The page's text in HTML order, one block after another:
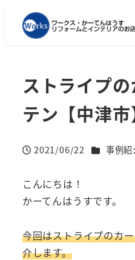
ストライプ
テン【中津市
投稿日
2021/06/22 カテゴリー
事例紹
こんにちは！
かーてんはうすです。
今回はストライプのカ
介します。